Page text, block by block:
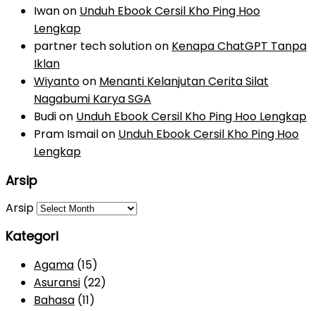
Iwanon Unduh Ebook Cersil Kho Ping Hoo
Lengkap
partner tech solutionon Kenapa ChatGPT Tanpa
Iklan
Wiyantoon Menanti Kelanjutan Cerita Silat
Nagabumi Karya SGA
Budion Unduh Ebook Cersil Kho Ping Hoo Lengkap
Pram Ismailon Unduh Ebook Cersil Kho Ping Hoo
Lengkap
Arsip
Arsip
Kategori
Agama (15)
Asuransi (22)
Bahasa (11)